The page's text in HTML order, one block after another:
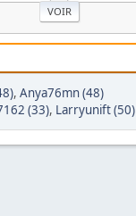
, Anya76mn (48)
(33), Larryunift (50)